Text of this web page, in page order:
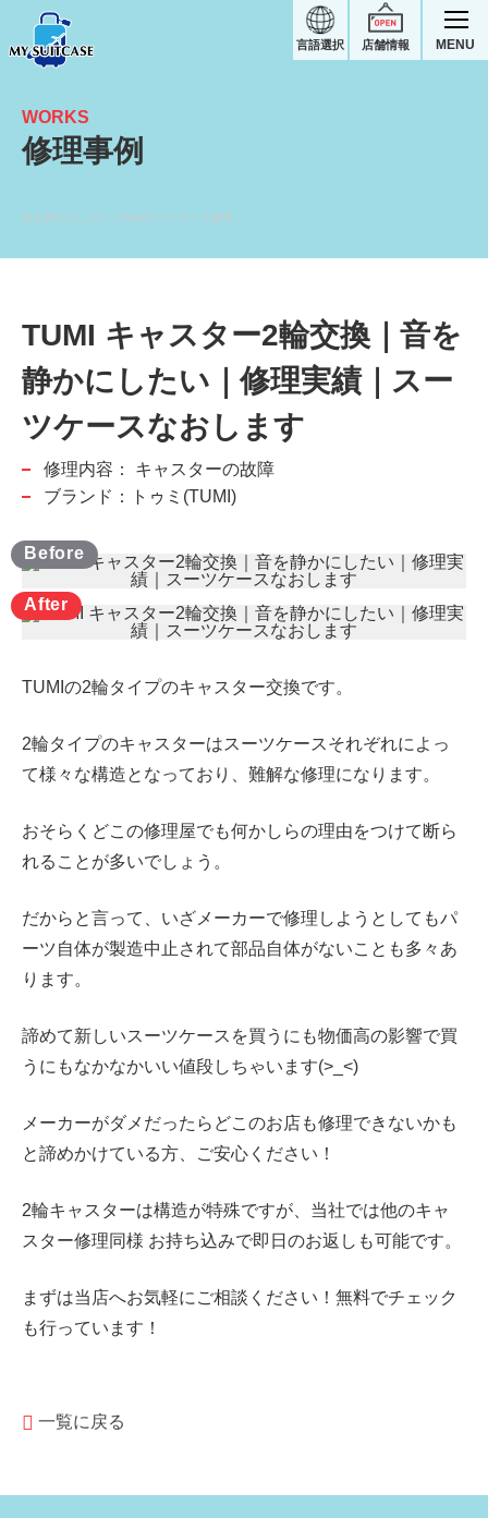
店舗情報
言語選択 MENU
WORKS
修理事例
TUMI キャスター2輪交換｜音を
静かにしたい｜修理実績｜スー
ツケースなおします
修理内容：
キャスターの故障
ブランド：トゥミ(TUMI)
TUMIの2輪タイプのキャスター交換です。
2輪タイプのキャスターはスーツケースそれぞれによっ
て様々な構造となっており、難解な修理になります。
おそらくどこの修理屋でも何かしらの理由をつけて断ら
れることが多いでしょう。
だからと言って、いざメーカーで修理しようとしてもパ
ーツ自体が製造中止されて部品自体がないことも多々あ
ります。
諦めて新しいスーツケースを買うにも物価高の影響で買
うにもなかなかいい値段しちゃいます(>_<)
メーカーがダメだったらどこのお店も修理できないかも
と諦めかけている方、ご安心ください！
2輪キャスターは構造が特殊ですが、当社では他のキャ
スター修理同様 お持ち込みで即日のお返しも可能です。
まずは当店へお気軽にご相談ください！無料でチェック
も行っています！
一覧に戻る